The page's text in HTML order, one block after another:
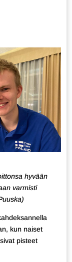
hyvään
varmisti
kun naiset
pisteet